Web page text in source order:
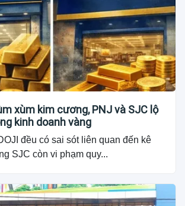
xùm kim cương, PNJ và SJC lộ
kinh doanh vàng
đều có sai sót liên quan đến kê
SJC còn vi phạm quy...